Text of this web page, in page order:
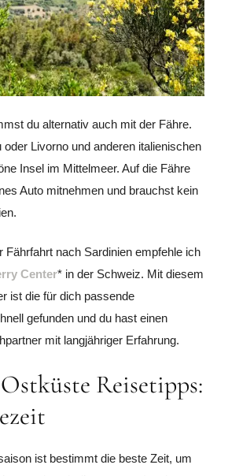
du alternativ auch mit der Fähre.
oder Livorno und anderen italienischen
Insel im Mittelmeer. Auf die Fähre
Auto mitnehmen und brauchst kein
Fährfahrt nach Sardinien empfehle ich
Center* in der Schweiz. Mit diesem
ist die für dich passende
gefunden und du hast einen
mit langjähriger Erfahrung.
Reisetipps:
ist bestimmt die beste Zeit, um